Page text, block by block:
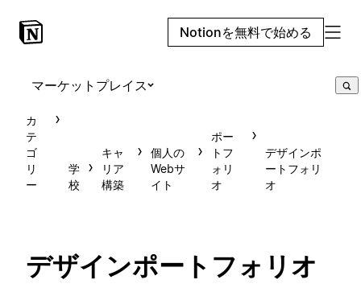
Notionを無料で始める
マーケットプレイス
カ
テ
ゴ
リ
ー
学
校
キャ
リア
構築
個人の
Webサ
イト
ポー
トフ
ォリ
オ
デザインポ
ートフォリ
オ
デザインポートフォリオ